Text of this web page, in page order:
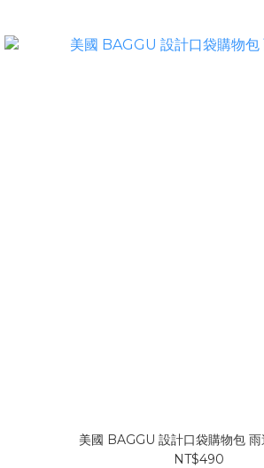
美國 BAGGU 設計口袋購物包 雨
NT$490